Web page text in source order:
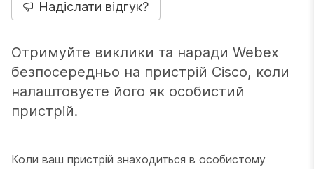
Надіслати відгук?
Отримуйте виклики та наради Webex
безпосередньо на пристрій Cisco, коли
налаштовуєте його як особистий
пристрій.
Коли ваш пристрій знаходиться в особистому